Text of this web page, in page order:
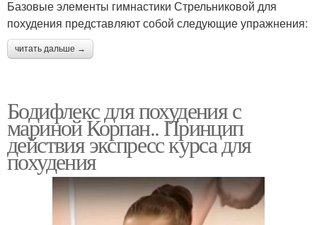
Базовые элементы гимнастики Стрельниковой для
похудения представляют собой следующие упражнения:
читать дальше →
Бодифлекс для похудения с
мариной Корпан.. Принцип
действия экспресс курса для
похудения